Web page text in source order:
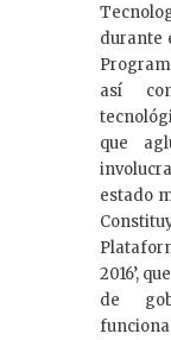
durante
así
que
estado
2016’,
de